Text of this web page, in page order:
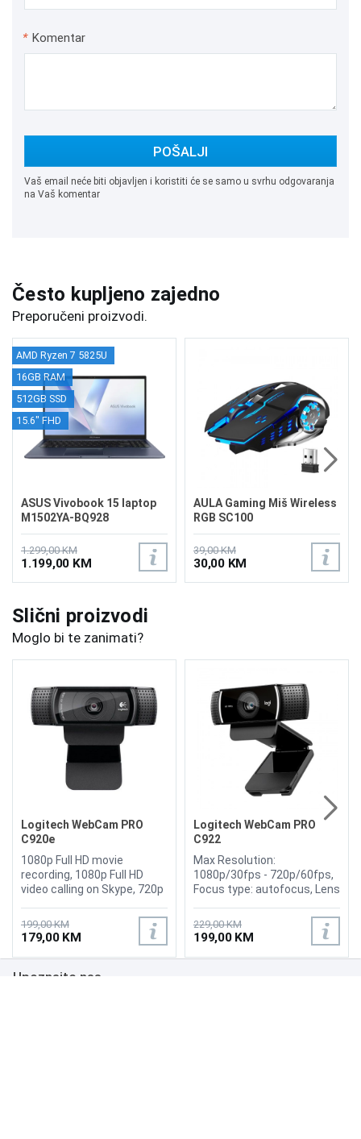
* Komentar
POŠALJI
Vaš email neće biti objavljen i koristiti će se samo u svrhu odgovaranja
na Vaš komentar
Često kupljeno zajedno
Preporučeni proizvodi.
AMD Ryzen 7 5825U
16GB RAM
512GB SSD
15.6" FHD
ASUS Vivobook 15 laptop
M1502YA-BQ928
1.299,00 KM
1.199,00 KM
AULA Gaming Miš Wireless
RGB SC100
39,00 KM
30,00 KM
Slični proizvodi
Moglo bi te zanimati?
Logitech WebCam PRO
C920e
1080p Full HD movie
recording, 1080p Full HD
video calling on Skype, 720p
optics, Type : Color , Digital
Video Format : H.264 , Max
Digital Video Resolution :
1920 x 1080 , Features :
Logitech Fluid Crystal
199,00 KM
179,00 KM
Logitech WebCam PRO
C922
Max Resolution:
1080p/30fps - 720p/60fps,
Focus type: autofocus, Lens
glass,Built-in mic: stereo,
FoV: 78, C922 with 5 -foot
cable, Tripod, Windows 10 or
later, Windows 8, Windows 7,
229,00 KM
199,00 KM
Upoznajte nas